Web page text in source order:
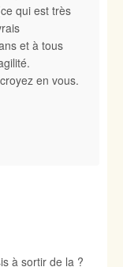
qui est très
et à tous
en vous.
à sortir de la ?